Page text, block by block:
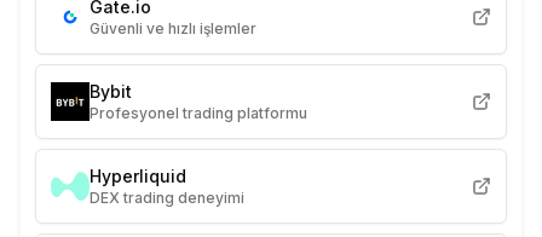
Gate.io
Güvenli ve hızlı işlemler
Bybit
Profesyonel trading platformu
Hyperliquid
DEX trading deneyimi